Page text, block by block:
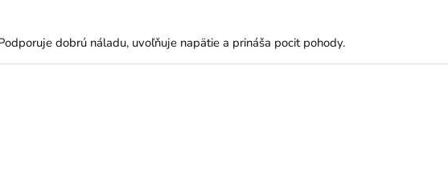
dobrú náladu, uvoľňuje napätie a prináša pocit pohody.